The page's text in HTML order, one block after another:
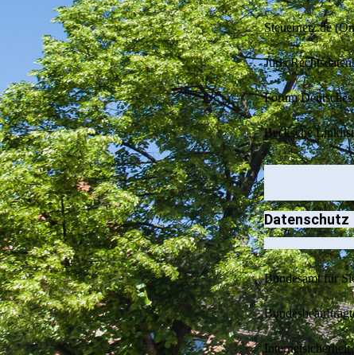
Steuernetz.de
Juris
Forum
Becksche
Datenschutz
Bundesamt für